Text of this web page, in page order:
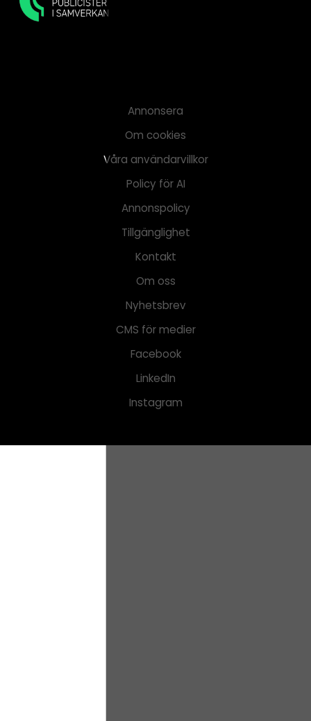
Annonsera
Om cookies
Våra användarvillkor
Policy för AI
Annonspolicy
Tillgänglighet
Kontakt
Om oss
Nyhetsbrev
CMS för medier
Facebook
LinkedIn
Instagram